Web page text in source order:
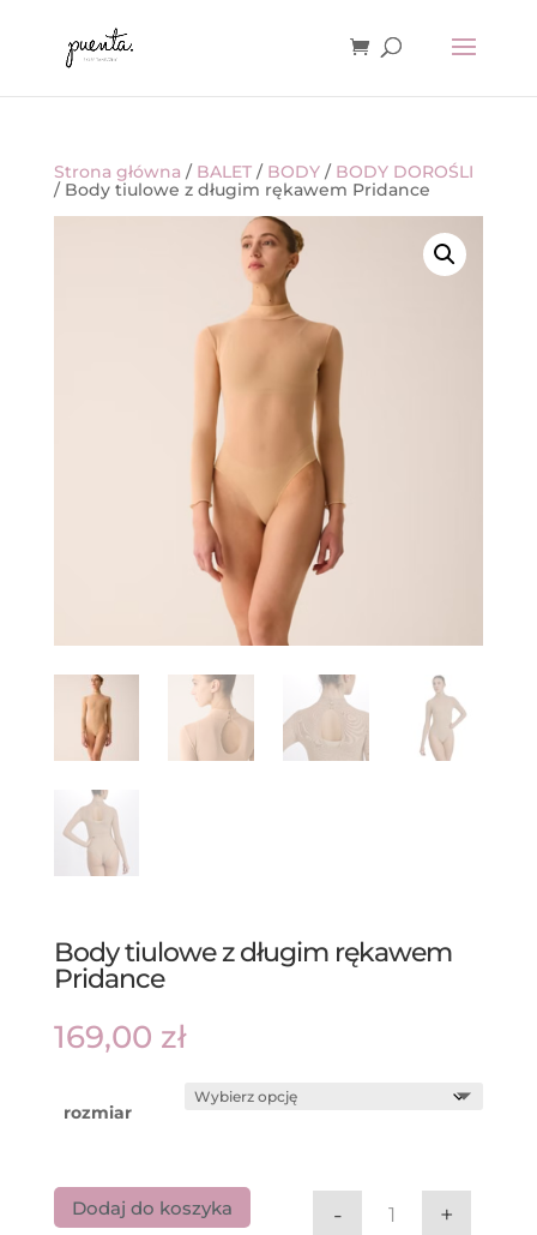
Strona główna / BALET/ BODY/ BODY DOROŚLI
/ Body tiulowe z długim rękawem Pridance
Body tiulowe z długim rękawem
Pridance
169,00 zł
rozmiar
ilość Body
- +
Dodaj do koszyka